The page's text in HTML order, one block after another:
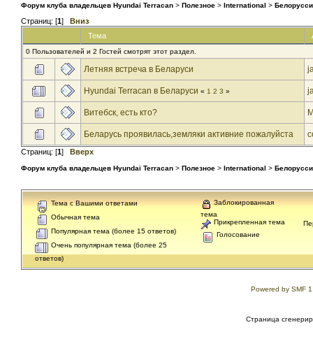
Форум клуба владельцев Hyundai Terracan > Полезное > International >
Страниц: [1]
Вниз
Тема
0 Пользователей и 2 Гостей смотрят этот раздел.
Летняя встреча в Беларуси
Hyundai Terracan в Беларуси « 1 2 3 »
Витебск, есть кто?
Беларусь проявилась,земляки активние пожалуйста
Страниц: [1] Вверх
Форум клуба владельцев Hyundai Terracan > Полезное > International >
Тема с Вашими ответами
Обычная тема
Популярная тема (более 15 ответов)
Очень популярная тема (более 25
ответов)
Заблокированная
тема
Прикрепленная тема
Голосование
Powered by SMF
Страница